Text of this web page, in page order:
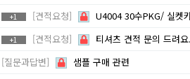
+1 [견적요청] U4004 30수PKG/ 실켓
+1 [견적요청] 티셔츠 견적 문의 드려요.
[질문과답변] 샘플 구매 관련